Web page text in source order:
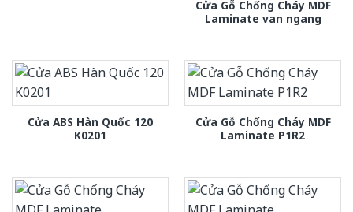
Cửa Gỗ Chống Cháy MDF
Laminate van ngang
Cửa ABS Hàn Quốc 120
K0201
Cửa Gỗ Chống Cháy MDF
Laminate P1R2